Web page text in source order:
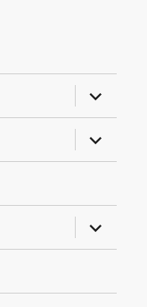
almenü
almenü
almenü